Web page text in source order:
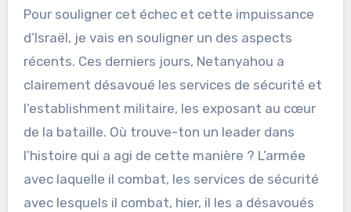
Pour souligner cet échec et cette impuissance
d’Israël, je vais en souligner un des aspects
récents. Ces derniers jours, Netanyahou a
clairement désavoué les services de sécurité et
l’establishment militaire, les exposant au cœur
de la bataille. Où trouve-ton un leader dans
l’histoire qui a agi de cette manière ? L’armée
avec laquelle il combat, les services de sécurité
avec lesquels il combat, hier, il les a désavoués